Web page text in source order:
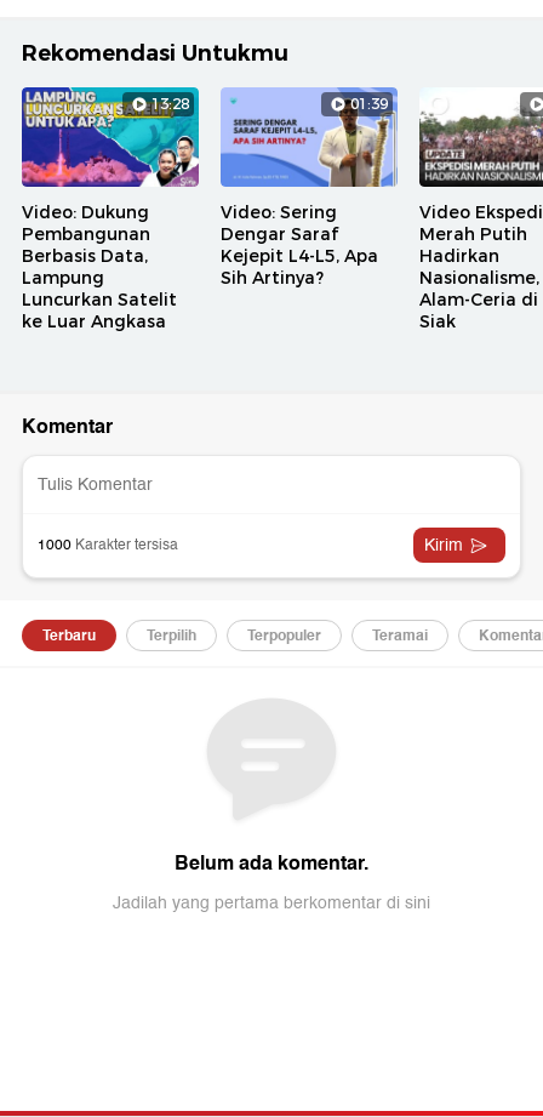
Rekomendasi Untukmu
13:28
Video: Dukung
Pembangunan
Berbasis Data,
Lampung
Luncurkan Satelit
ke Luar Angkasa
01:39
Video: Sering
Dengar Saraf
Kejepit L4-L5, Apa
Sih Artinya?
Video
Merah Putih
Hadirkan
Alam-Ceria di
Siak